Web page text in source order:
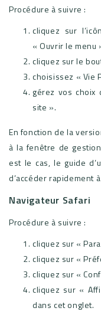
Procédure à suivre :
cliquez sur
« Ouvrir le menu
cliquez sur le
choisissez « Vie
gérez vos choix
site ».
En fonction de la
à la fenêtre de
est le cas, le guide
d’accéder rapidement
Navigateur Safari
Procédure à suivre :
cliquez sur «
cliquez sur «
cliquez sur «
cliquez sur «
dans cet onglet.